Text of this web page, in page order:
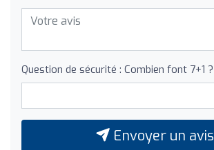
Question de sécurité : Combien font 7+1 ?
Envoyer un avis